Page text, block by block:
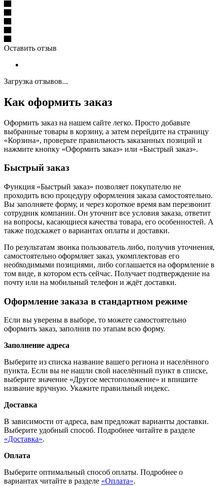
Оставить отзыв
Загрузка отзывов...
Как оформить заказ
Оформить заказ на нашем сайте легко. Просто добавьте
выбранные товары в корзину, а затем перейдите на страницу
«Корзина», проверьте правильность заказанных позиций и
нажмите кнопку «Оформить заказ» или «Быстрый заказ».
Быстрый заказ
Функция «Быстрый заказ» позволяет покупателю не
проходить всю процедуру оформления заказа самостоятельно.
Вы заполняете форму, и через короткое время вам перезвонит
сотрудник компании. Он уточнит все условия заказа, ответит
на вопросы, касающиеся качества товара, его особенностей. А
также подскажет о вариантах оплаты и доставки.
По результатам звонка пользователь либо, получив уточнения,
самостоятельно оформляет заказ, укомплектовав его
необходимыми позициями, либо соглашается на оформление в
том виде, в котором есть сейчас. Получает подтверждение на
почту или на мобильный телефон и ждёт доставки.
Оформление заказа в стандартном режиме
Если вы уверены в выборе, то можете самостоятельно
оформить заказ, заполнив по этапам всю форму.
Заполнение адреса
Выберите из списка название вашего региона и населённого
пункта. Если вы не нашли свой населённый пункт в списке,
выберите значение «Другое местоположение» и впишите
название вручную. Укажите правильный индекс.
Доставка
В зависимости от адреса, вам предложат варианты доставки.
Выберите удобный способ. Подробнее читайте в разделе
«Доставка».
Оплата
Выберите оптимальный способ оплаты. Подробнее о
вариантах читайте в разделе «Оплата».